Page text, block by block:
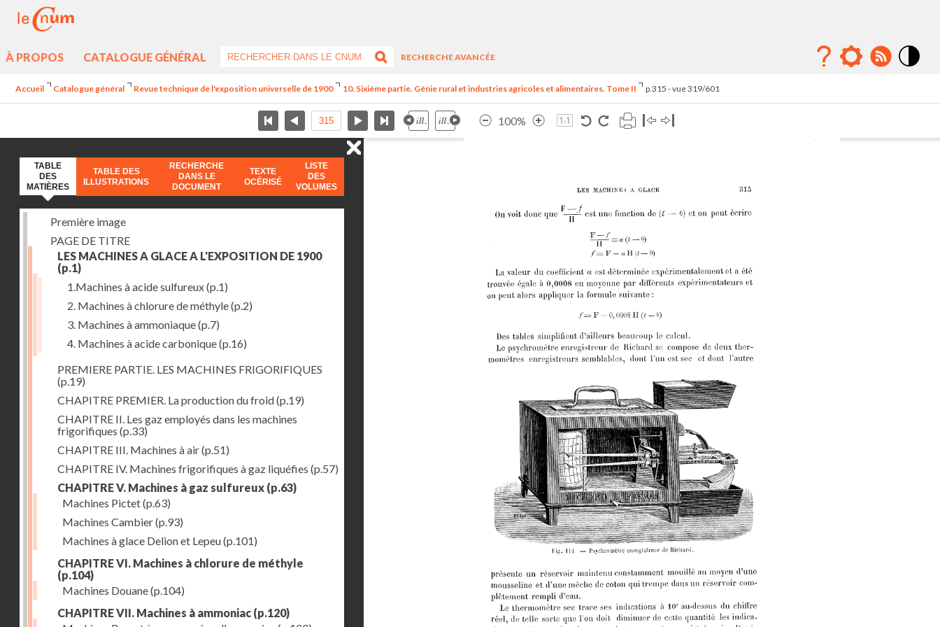
À PROPOS CATALOGUE GÉNÉRAL
RECHERCHE AVANCÉE
Accueil Catalogue général Revue technique de l'exposition universelle de 1900 10. Sixième partie. Génie rural et industries agricoles et alimentaires. Tome II p.315 - vue 319/601
100%
TABLE
DES
MATIÈRES
TABLE DES
ILLUSTRATIONS
RECHERCHE
DANS LE
DOCUMENT
TEXTE
OCÉRISÉ
LISTE
DES
VOLUMES
Première image
PAGE DE TITRE
LES MACHINES A GLACE A L'EXPOSITION DE 1900
(p.1)
1.Machines à acide sulfureux(p.1)
2. Machines à chlorure de méthyle(p.2)
3. Machines à ammoniaque(p.7)
4. Machines à acide carbonique(p.16)
PREMIERE PARTIE. LES MACHINES FRIGORIFIQUES
(p.19)
CHAPITRE PREMIER. La production du froid(p.19)
CHAPITRE II. Les gaz employés dans les machines
frigorifiques (p.33)
CHAPITRE III. Machines à air(p.51)
CHAPITRE IV. Machines frigorifiques à gaz liquéfies (p.57)
CHAPITRE V. Machines à gaz sulfureux (p.63)
Machines Pictet(p.63)
Machines Cambier(p.93)
Machines à glace Delion et Lepeu(p.101)
CHAPITRE VI. Machines à chlorure de méthyle
(p.104)
Machines Douane(p.104)
CHAPITRE VII. Machines à ammoniac (p.120)